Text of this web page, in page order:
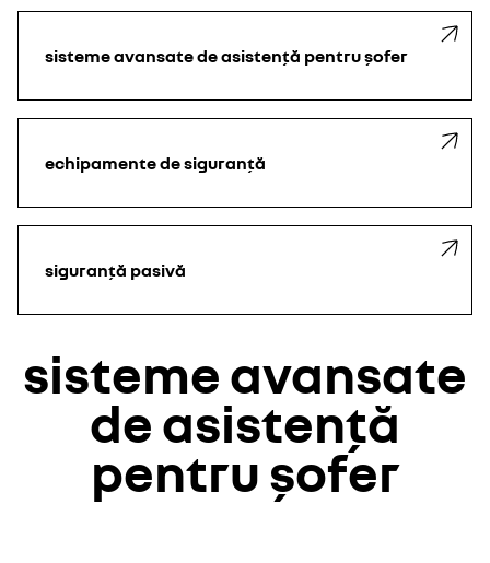
sisteme avansate de asistență pentru șofer
echipamente de siguranță
siguranță pasivă
sisteme avansate
de asistență
pentru șofer